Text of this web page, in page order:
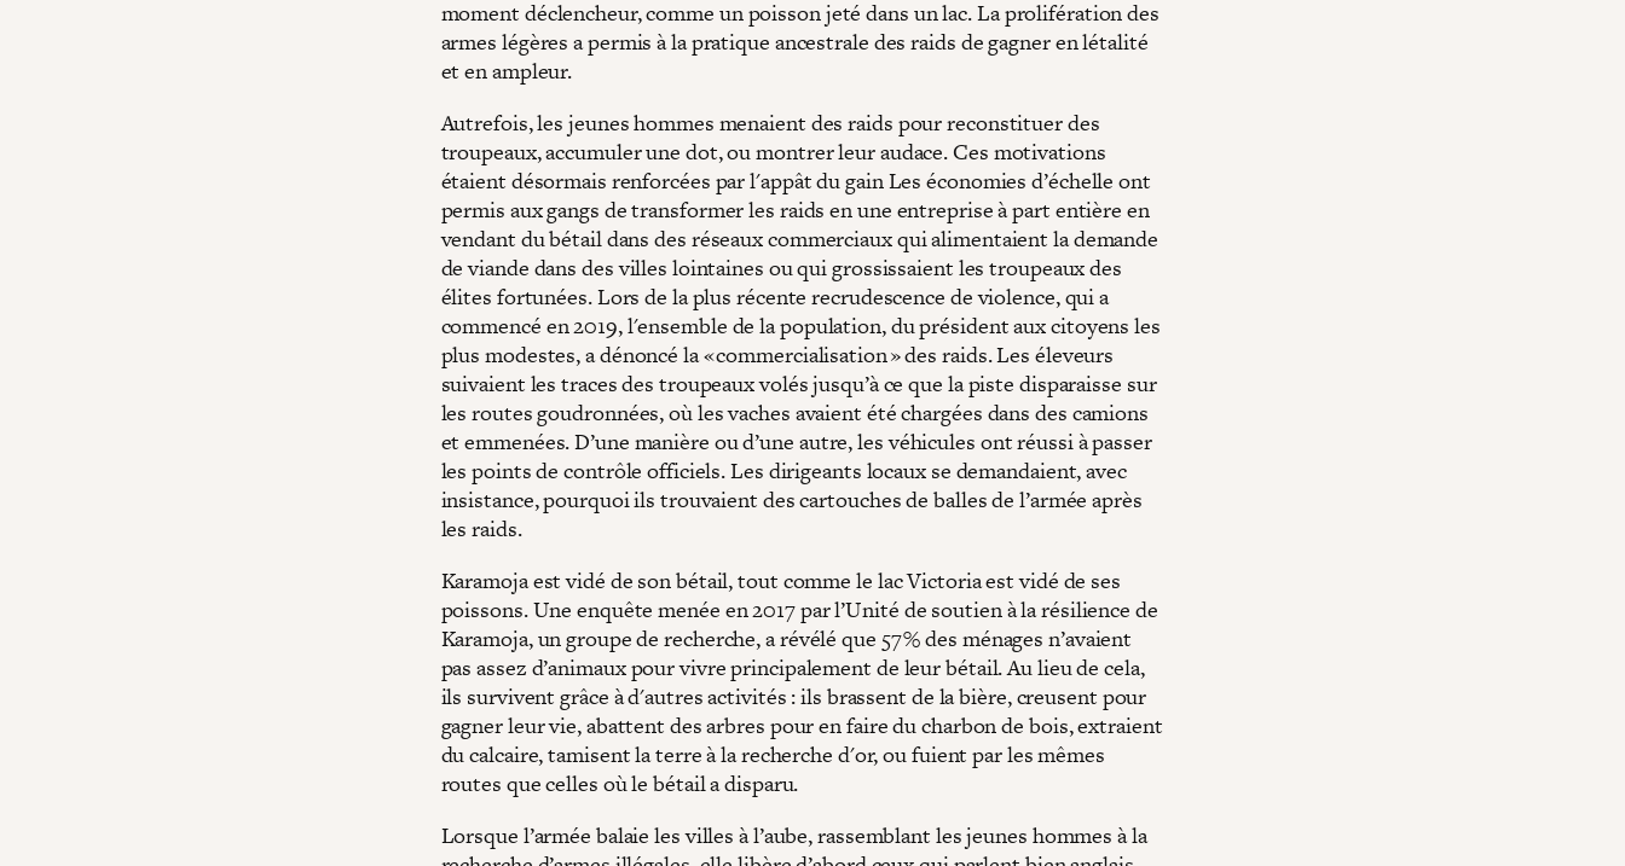
moment déclencheur, comme un poisson jeté dans un lac. La prolifération des
armes légères a permis à la pratique ancestrale des raids de gagner en létalité
et en ampleur.
Autrefois, les jeunes hommes menaient des raids pour reconstituer des
troupeaux, accumuler une dot, ou montrer leur audace. Ces motivations
étaient désormais renforcées par l'appât du gain Les économies d’échelle ont
permis aux gangs de transformer les raids en une entreprise à part entière en
vendant du bétail dans des réseaux commerciaux qui alimentaient la demande
de viande dans des villes lointaines ou qui grossissaient les troupeaux des
élites fortunées. Lors de la plus récente recrudescence de violence, qui a
commencé en 2019, l'ensemble de la population, du président aux citoyens les
plus modestes, a dénoncé la « commercialisation » des raids. Les éleveurs
suivaient les traces des troupeaux volés jusqu’à ce que la piste disparaisse sur
les routes goudronnées, où les vaches avaient été chargées dans des camions
et emmenées. D’une manière ou d’une autre, les véhicules ont réussi à passer
les points de contrôle officiels. Les dirigeants locaux se demandaient, avec
insistance, pourquoi ils trouvaient des cartouches de balles de l’armée après
les raids.
Karamoja est vidé de son bétail, tout comme le lac Victoria est vidé de ses
poissons. Une enquête menée en 2017 par l’Unité de soutien à la résilience de
Karamoja, un groupe de recherche, a révélé que 57 % des ménages n’avaient
pas assez d’animaux pour vivre principalement de leur bétail. Au lieu de cela,
ils survivent grâce à d'autres activités : ils brassent de la bière, creusent pour
gagner leur vie, abattent des arbres pour en faire du charbon de bois, extraient
du calcaire, tamisent la terre à la recherche d'or, ou fuient par les mêmes
routes que celles où le bétail a disparu.
Lorsque l’armée balaie les villes à l’aube, rassemblant les jeunes hommes à la